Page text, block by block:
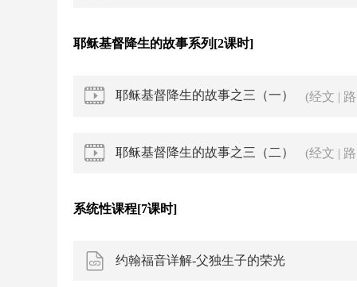
耶稣基督降生的故事系列[2课时]
耶稣基督降生的故事之三（一） (经文 |
耶稣基督降生的故事之三（二） (经文 |
系统性课程[7课时]
约翰福音详解-父独生子的荣光